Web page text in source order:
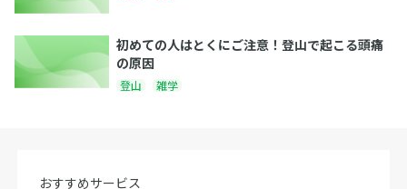
初めての人はとくにご注意！登山で起こる頭痛
の原因
登山 雑学
おすすめサービス